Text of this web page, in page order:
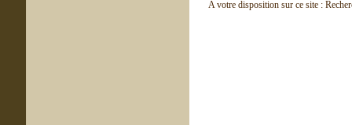
A votre disposition sur ce site :